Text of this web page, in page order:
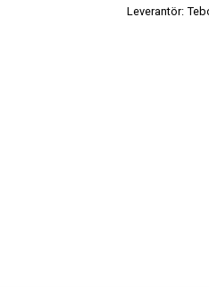
Leverantör: